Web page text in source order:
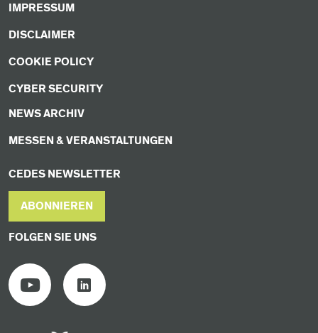
IMPRESSUM
DISCLAIMER
COOKIE POLICY
CYBER SECURITY
NEWS ARCHIV
MESSEN & VERANSTALTUNGEN
CEDES NEWSLETTER
ABONNIEREN
FOLGEN SIE UNS